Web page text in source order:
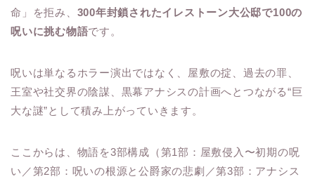
命」を拒み、 300年封鎖されたイレストーン大公邸で100の
呪いに挑む物語です。
呪いは単なるホラー演出ではなく、屋敷の掟、過去の罪、
王室や社交界の陰謀、黒幕アナシスの計画へとつながる“巨
大な謎”として積み上がっていきます。
ここからは、物語を3部構成（第1部：屋敷侵入〜初期の呪
い／第2部：呪いの根源と公爵家の悲劇／第3部：アナシス